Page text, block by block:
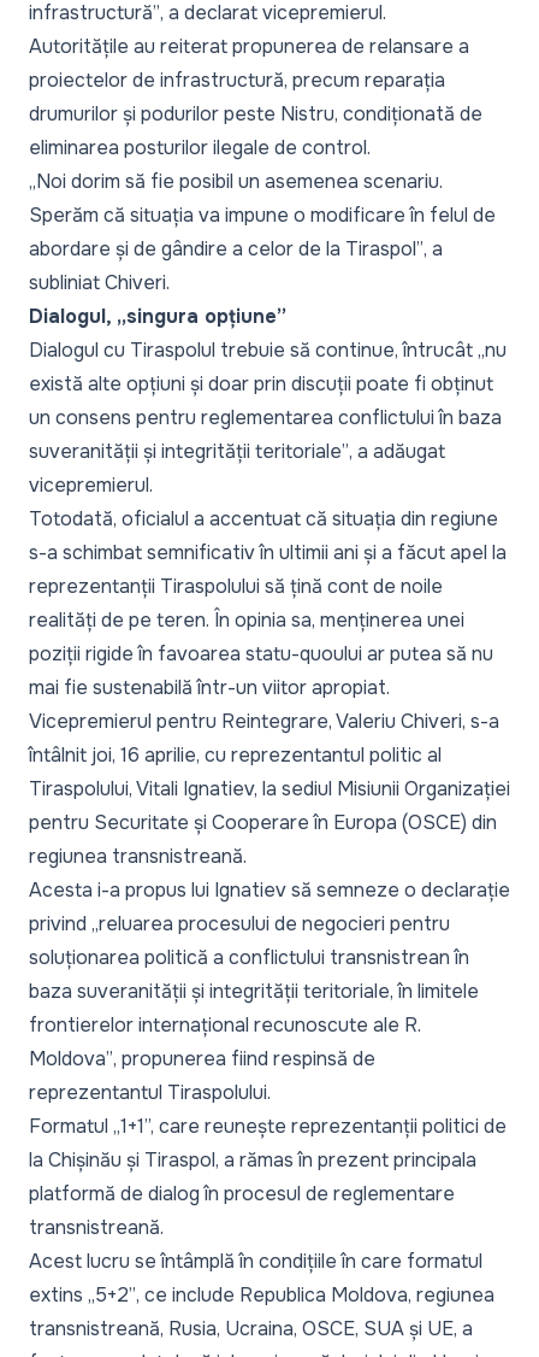
infrastructură”, a declarat vicepremierul.
Autoritățile au reiterat propunerea de relansare a
proiectelor de infrastructură, precum reparația
drumurilor și podurilor peste Nistru, condiționată de
eliminarea posturilor ilegale de control.
„Noi dorim să fie posibil un asemenea scenariu.
Sperăm că situația va impune o modificare în felul de
abordare și de gândire a celor de la Tiraspol”, a
subliniat Chiveri.
Dialogul, „singura opțiune”
Dialogul cu Tiraspolul trebuie să continue, întrucât„nu
există alte opțiuni și doar prin discuții poate fi obținut
un consens pentru reglementarea conflictului în baza
suveranității și integrității teritoriale”, a adăugat
vicepremierul.
Totodată, oficialul a accentuat că situația din regiune
s-a schimbat semnificativ în ultimii ani și a făcut apel la
reprezentanții Tiraspolului să țină cont de noile
realități de pe teren. În opinia sa, menținerea unei
poziții rigide în favoarea statu-quoului ar putea să nu
mai fie sustenabilă într-un viitor apropiat.
Vicepremierul pentru Reintegrare, Valeriu Chiveri, s-a
întâlnit joi, 16 aprilie, cu reprezentantul politic al
Tiraspolului, Vitali Ignatiev, la sediul Misiunii Organizației
pentru Securitate și Cooperare în Europa (OSCE) din
regiunea transnistreană.
Acesta i-a propus lui Ignatiev să semneze o declarație
privind „reluarea procesului de negocieri pentru
soluționarea politică a conflictului transnistrean în
baza suveranității și integrității teritoriale, în limitele
frontierelor internațional recunoscute ale R.
Moldova”, propunerea fiind respinsă de
reprezentantul Tiraspolului.
Formatul „1+1”, care reunește reprezentanții politici de
la Chișinău și Tiraspol, a rămas în prezent principala
platformă de dialog în procesul de reglementare
transnistreană.
Acest lucru se întâmplă în condițiile în care formatul
extins „5+2”, ce include Republica Moldova, regiunea
transnistreană, Rusia, Ucraina, OSCE, SUA și UE, a